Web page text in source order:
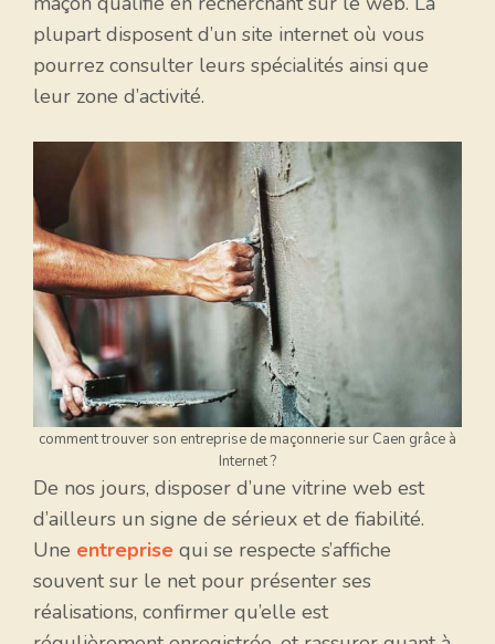
plupart disposent d’un site internet où vous
pourrez consulter leurs spécialités ainsi que
leur zone d’activité.
comment trouver son entreprise de maçonnerie sur Caen grâce à
Internet ?
De nos jours, disposer d’une vitrine web est
d’ailleurs un signe de sérieux et de fiabilité.
Une entreprise qui se respecte s’affiche
souvent sur le net pour présenter ses
réalisations, confirmer qu’elle est